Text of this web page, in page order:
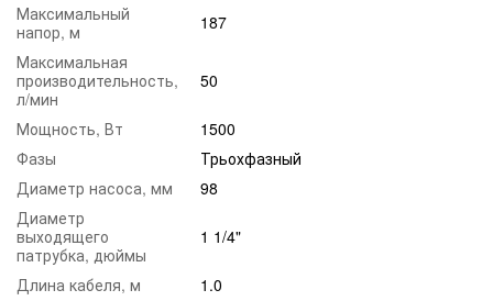
Максимальный
напор, м
187
Максимальная
производительность,
л/мин
50
Мощность, Вт
1500
Фазы
Трьохфазный
Диаметр насоса, мм
98
Диаметр
выходящего
патрубка, дюймы
1 1/4"
Длина кабеля, м
1.0